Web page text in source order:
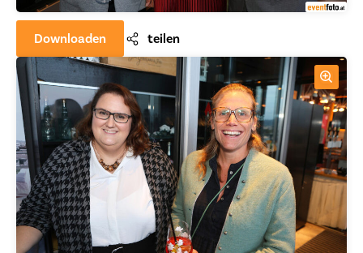
Downloaden teilen